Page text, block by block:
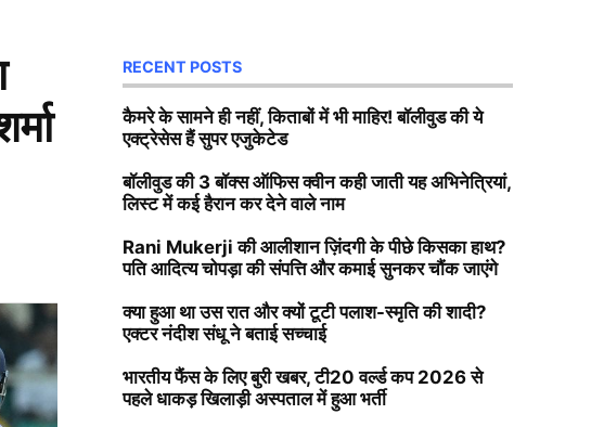
RECENT POSTS
कैमरे के सामने ही नहीं, किताबों में भी माहिर! बॉलीवुड की ये
एक्ट्रेसेस हैं सुपर एजुकेटेड
बॉलीवुड की 3 बॉक्स ऑफिस क्वीन कही जाती यह अभिनेत्रियां,
लिस्ट में कई हैरान कर देने वाले नाम
Rani Mukerji की आलीशान ज़िंदगी के पीछे किसका हाथ?
पति आदित्य चोपड़ा की संपत्ति और कमाई सुनकर चौंक जाएंगे
क्या हुआ था उस रात और क्यों टूटी पलाश-स्मृति की शादी?
एक्टर नंदीश संधू ने बताई सच्चाई
भारतीय फैंस के लिए बुरी खबर, टी20 वर्ल्ड कप 2026 से
पहले धाकड़ खिलाड़ी अस्पताल में हुआ भर्ती